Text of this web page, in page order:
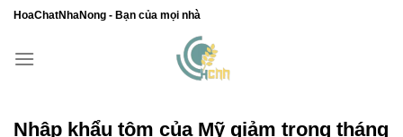
Chuyển
nội
HoaChatNhaNong - Bạn của mọi nhà
Nhập khẩu tôm của Mỹ giảm trong tháng